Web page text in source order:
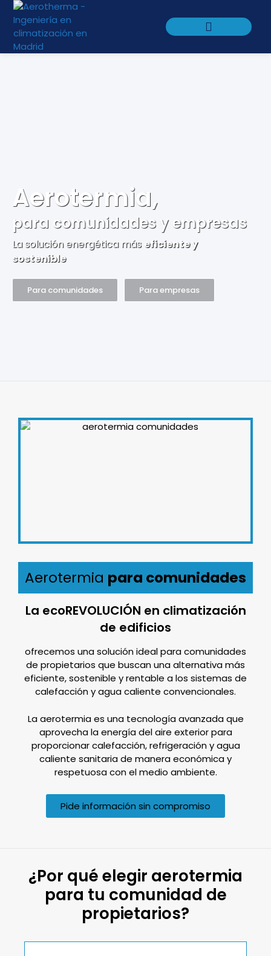
Aerotermia,
para comunidades y empresas
La solución energética más eficiente y
sostenible
Para comunidades Para empresas
Aerotermia para comunidades
La ecoREVOLUCIÓN en climatización
de edificios
ofrecemos una solución ideal para comunidades
de propietarios que buscan una alternativa más
eficiente, sostenible y rentable a los sistemas de
calefacción y agua caliente convencionales.
La aerotermia es una tecnología avanzada que
aprovecha la energía del aire exterior para
proporcionar calefacción, refrigeración y agua
caliente sanitaria de manera económica y
respetuosa con el medio ambiente.
Pide información sin compromiso
¿Por qué elegir aerotermia
para tu comunidad de
propietarios?